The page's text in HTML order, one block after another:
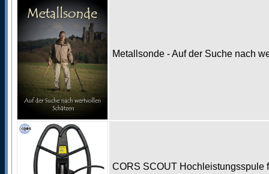
Metallsonde - Auf der Suche nach
CORS SCOUT